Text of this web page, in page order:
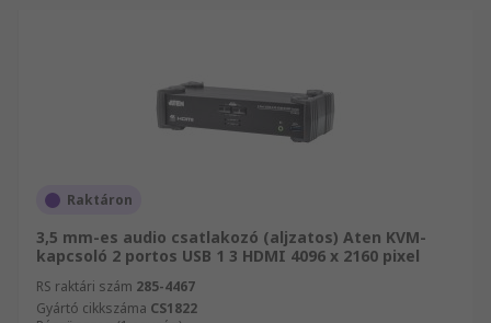
Raktáron
3,5 mm-es audio csatlakozó (aljzatos) Aten KVM-
kapcsoló 2 portos USB 1 3 HDMI 4096 x 2160 pixel
RS raktári szám 285-4467
Gyártó cikkszáma CS1822